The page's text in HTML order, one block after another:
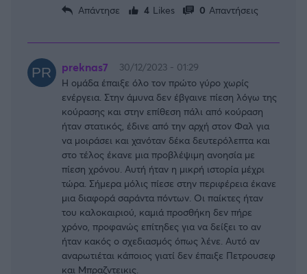
Απάντησε
4 Likes 0 Απαντήσεις
preknas7
30/12/2023 - 01:29
Η ομάδα έπαιξε όλο τον πρώτο γύρο χωρίς
ενέργεια. Στην άμυνα δεν έβγαινε πίεση λόγω της
κούρασης και στην επίθεση πάλι από κούραση
ήταν στατικός, έδινε από την αρχή στον Φαλ για
να μοιράσει και χανόταν δέκα δευτερόλεπτα και
στο τέλος έκανε μια προβλέψιμη ανοησία με
πίεση χρόνου. Αυτή ήταν η μικρή ιστορία μέχρι
τώρα. Σήμερα μόλις πίεσε στην περιφέρεια έκανε
μια διαφορά σαράντα πόντων. Οι παίκτες ήταν
του καλοκαιριού, καμιά προσθήκη δεν πήρε
χρόνο, προφανώς επίτηδες για να δείξει το αν
ήταν κακός ο σχεδιασμός όπως λένε. Αυτό αν
αναρωτιέται κάποιος γιατί δεν έπαιξε Πετρουσεφ
και Μπραζντεικις.